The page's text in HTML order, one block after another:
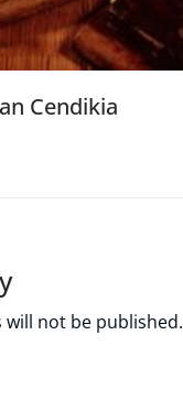
Cendikia
will not be published.